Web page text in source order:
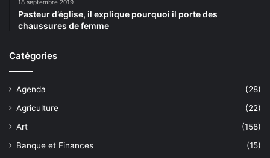
18 septembre 2019
Pasteur d’église, il explique pourquoi il porte des
chaussures de femme
Catégories
Agenda
(28)
Agriculture
(22)
Art
(158)
Banque et Finances
(15)